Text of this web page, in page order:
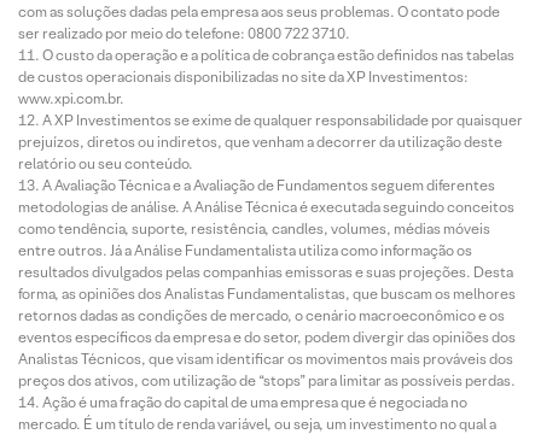
com as soluções dadas pela empresa aos seus problemas. O contato pode
ser realizado por meio do telefone: 0800 722 3710.
O custo da operação e a política de cobrança estão definidos nas tabelas
de custos operacionais disponibilizadas no site da XP Investimentos:
www.xpi.com.br.
A XP Investimentos se exime de qualquer responsabilidade por quaisquer
prejuízos, diretos ou indiretos, que venham a decorrer da utilização deste
relatório ou seu conteúdo.
A Avaliação Técnica e a Avaliação de Fundamentos seguem diferentes
metodologias de análise. A Análise Técnica é executada seguindo conceitos
como tendência, suporte, resistência, candles, volumes, médias móveis
entre outros. Já a Análise Fundamentalista utiliza como informação os
resultados divulgados pelas companhias emissoras e suas projeções. Desta
forma, as opiniões dos Analistas Fundamentalistas, que buscam os melhores
retornos dadas as condições de mercado, o cenário macroeconômico e os
eventos específicos da empresa e do setor, podem divergir das opiniões dos
Analistas Técnicos, que visam identificar os movimentos mais prováveis dos
preços dos ativos, com utilização de “stops” para limitar as possíveis perdas.
Ação é uma fração do capital de uma empresa que é negociada no
mercado. É um título de renda variável, ou seja, um investimento no qual a